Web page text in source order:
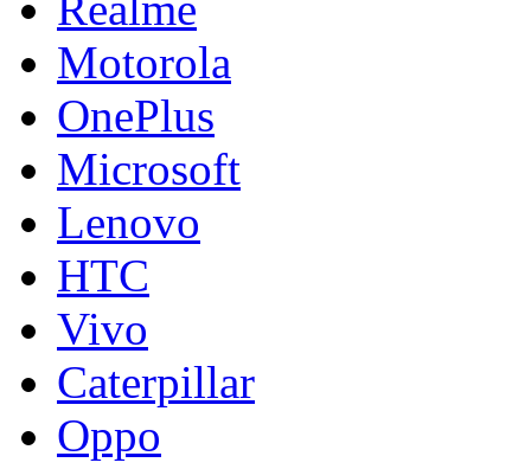
Motorola
OnePlus
Microsoft
Lenovo
HTC
Vivo
Caterpillar
Oppo